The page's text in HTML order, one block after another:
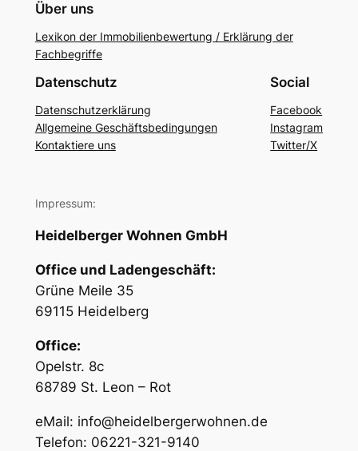
Über uns
Lexikon der Immobilienbewertung / Erklärung der
Fachbegriffe
Datenschutz
Datenschutzerklärung
Allgemeine Geschäftsbedingungen
Kontaktiere uns
Social
Facebook
Instagram
Twitter/X
Impressum:
Heidelberger Wohnen GmbH
Office und Ladengeschäft:
Grüne Meile 35
69115 Heidelberg
Office:
Opelstr. 8c
68789 St. Leon – Rot
eMail: info@heidelbergerwohnen.de
Telefon: 06221-321-9140